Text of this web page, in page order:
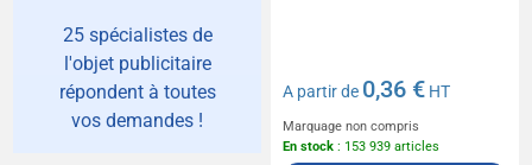
25 spécialistes de
l'objet publicitaire
répondent à toutes
vos demandes !
A partir de 0,36 € HT
Marquage non compris
En stock : 153 939 articles